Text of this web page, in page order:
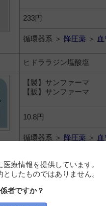
233円
循環器系 ＞ 降圧薬 ＞
ヒドララジン塩酸塩
【製】サンファーマ
【販】サンファーマ
10.8円
循環器系 ＞ 降圧薬 ＞
リック）＞一般薬（OTC）の
並びます
療情報を提供しています。
したものではありません。
者ですか？